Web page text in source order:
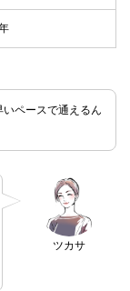
ペースで通えるん
ツカサ